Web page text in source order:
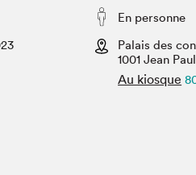
SLM PRO
Liste des exposant·e·s
Liste des auteur·rice·s
En personne
Palais des
1001 Jean
Au kiosque